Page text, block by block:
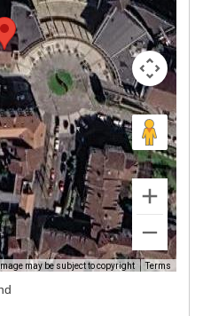
may be subject to copyright Terms